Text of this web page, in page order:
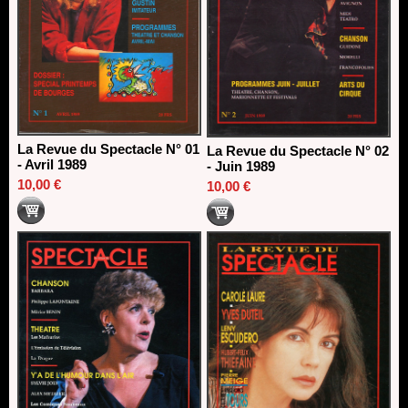
La Revue du Spectacle N° 01
- Avril 1989
10,00 €
La Revue du Spectacle N° 02
- Juin 1989
10,00 €